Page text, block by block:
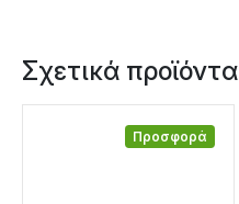
Σχετικά προϊόντα
Προσφορά